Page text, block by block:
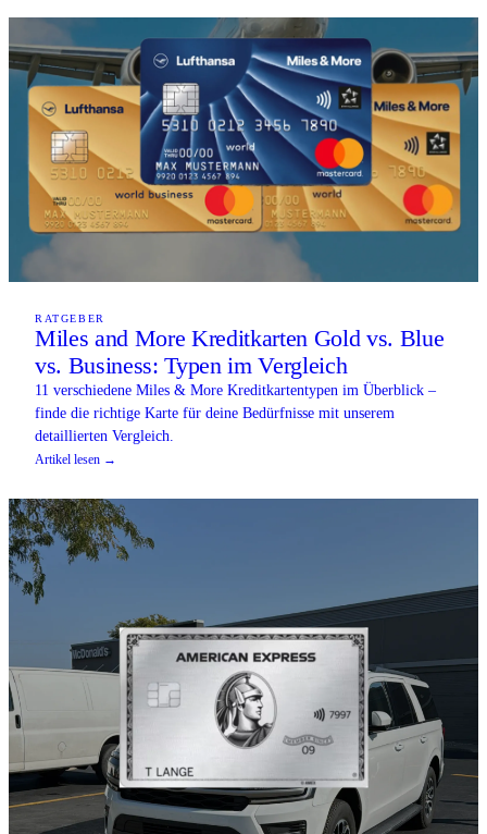
RATGEBER
Miles and More Kreditkarten Gold vs. Blue
vs. Business: Typen im Vergleich
11 verschiedene Miles & More Kreditkartentypen im Überblick –
finde die richtige Karte für deine Bedürfnisse mit unserem
detaillierten Vergleich.
Artikel lesen →